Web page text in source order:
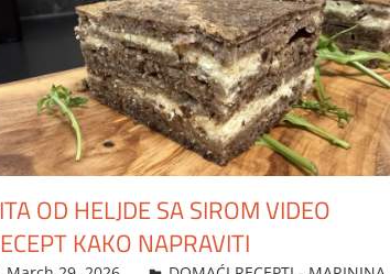
OD HELJDE SA SIROM VIDEO
KAKO NAPRAVITI